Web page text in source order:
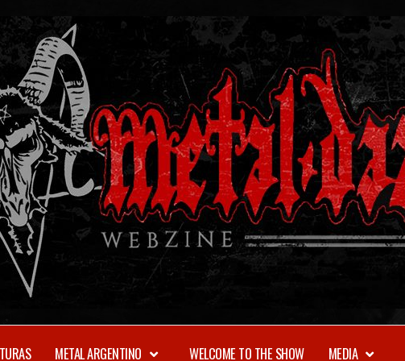
METAL ARGENTINO WELCOME TO THE SHOW MEDIA